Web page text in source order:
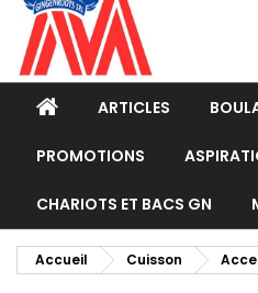
ARTICLES
PROMOTIONS
CHARIOTS ET BACS GN
Accueil Cuisson